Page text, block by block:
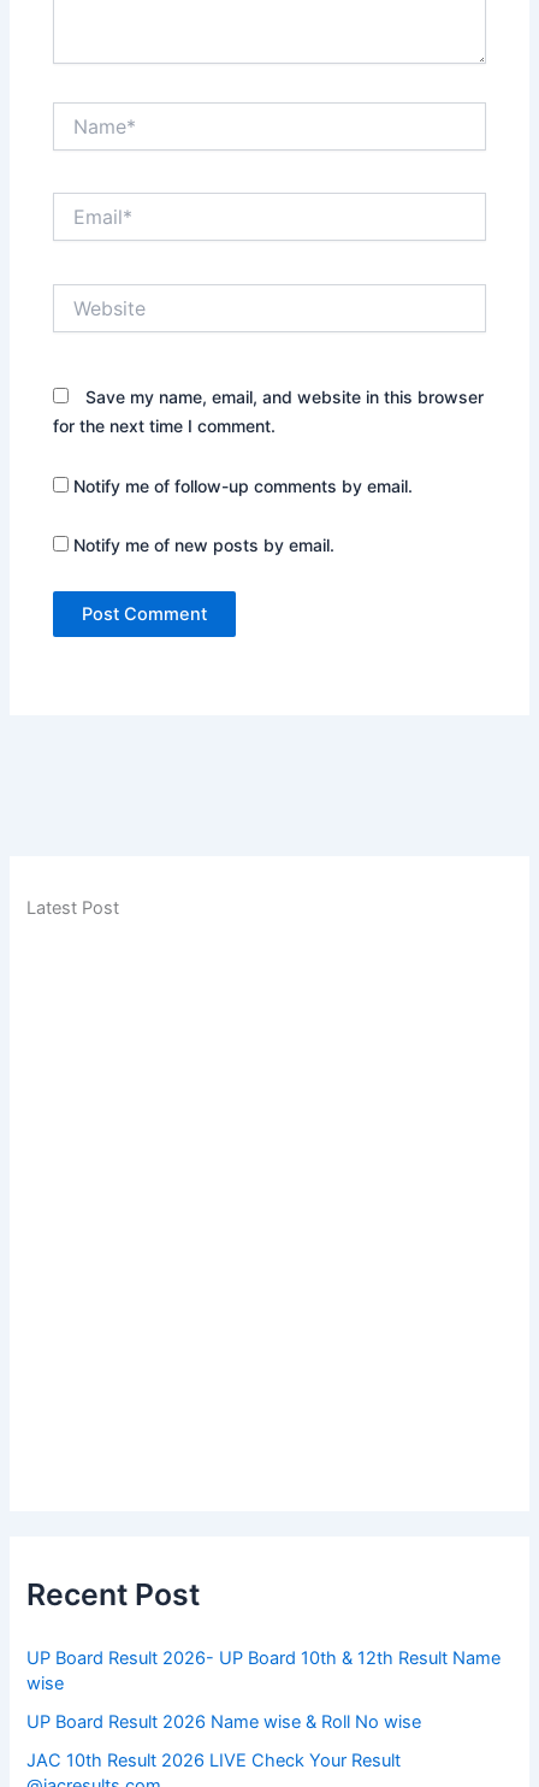
Save my name, email, and website in this browser
for the next time I comment.
Notify me of follow-up comments by email.
Notify me of new posts by email.
Latest Post
Recent Post
UP Board Result 2026- UP Board 10th & 12th Result Name
wise
UP Board Result 2026 Name wise & Roll No wise
JAC 10th Result 2026 LIVE Check Your Result